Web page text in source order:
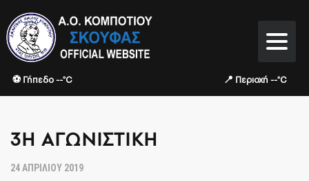
⚽ Γήπεδο --°C 📍 Περιοχή --°C
3Η ΑΓΩΝΙΣΤΙΚΉ
24 ΑΠΡΙΛΊΟΥ 2019